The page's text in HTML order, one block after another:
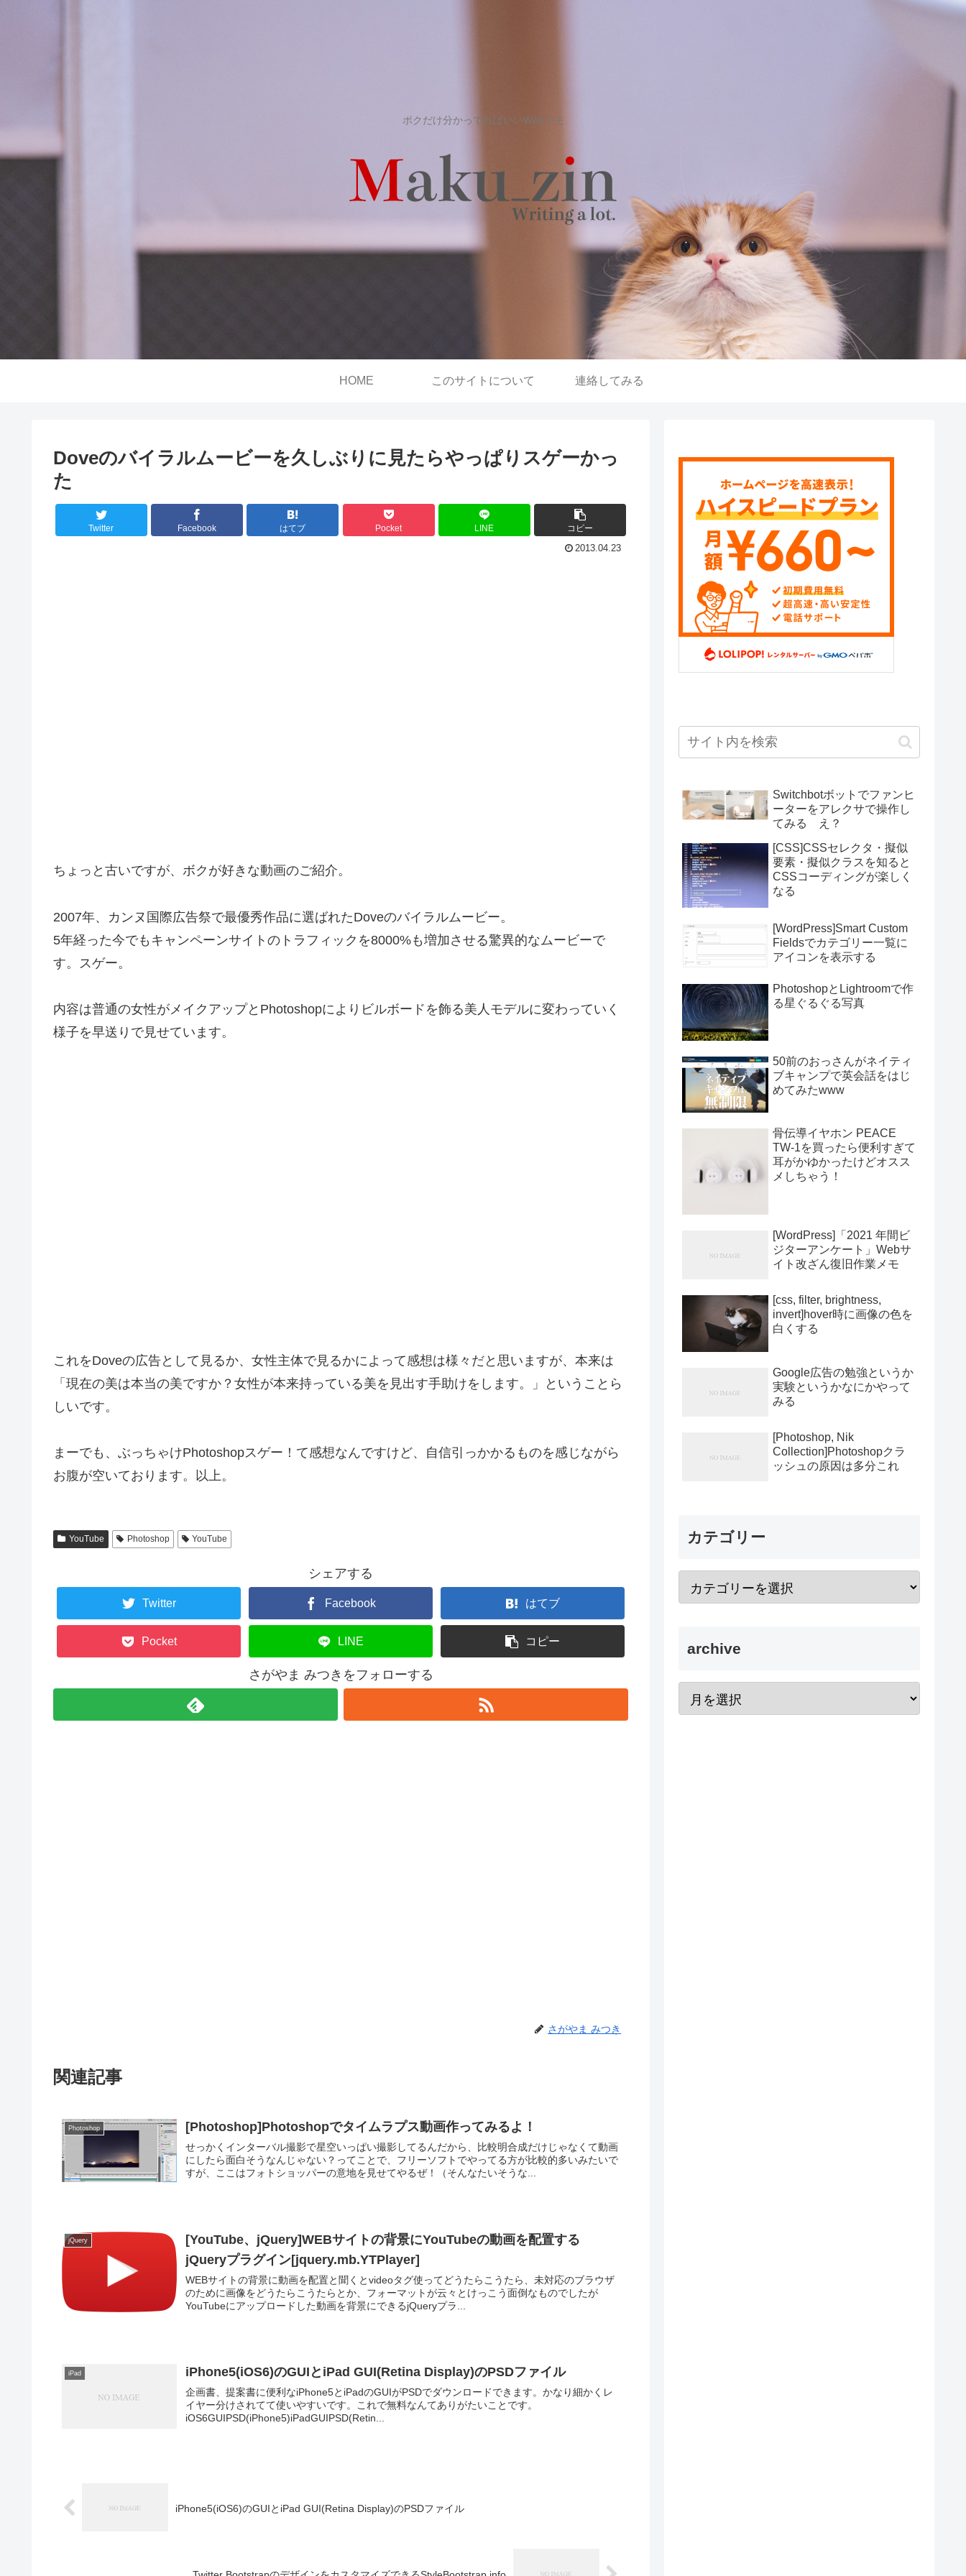
ボクだけ分かってればいいWebメモ
HOME このサイトについて 連絡してみる
Doveのバイラルムービーを久しぶりに見たらやっぱりスゲーかっ
た
Twitter Facebook はてブ Pocket LINE コピー
2013.04.23
ちょっと古いですが、ボクが好きな動画のご紹介。
2007年、カンヌ国際広告祭で最優秀作品に選ばれたDoveのバイラルムービー。
5年経った今でもキャンペーンサイトのトラフィックを8000%も増加させる驚異的なムービーで
す。スゲー。
内容は普通の女性がメイクアップとPhotoshopによりビルボードを飾る美人モデルに変わっていく
様子を早送りで見せています。
これをDoveの広告として見るか、女性主体で見るかによって感想は様々だと思いますが、本来は
「現在の美は本当の美ですか？女性が本来持っている美を見出す手助けをします。」ということら
しいです。
まーでも、ぶっちゃけPhotoshopスゲー！て感想なんですけど、自信引っかかるものを感じながら
お腹が空いております。以上。
YouTube Photoshop YouTube
シェアする
Twitter Facebook はてブ
Pocket LINE コピー
さがやま みつきをフォローする
さがやま みつき
関連記事
Photoshop [Photoshop]Photoshopでタイムラプス動画作ってみるよ！
せっかくインターバル撮影で星空いっぱい撮影してるんだから、比較明合成だけじゃなくて動画
にしたら面白そうなんじゃない？ってことで、フリーソフトでやってる方が比較的多いみたいで
すが、ここはフォトショッパーの意地を見せてやるぜ！（そんなたいそうな...
jQuery
[YouTube、jQuery]WEBサイトの背景にYouTubeの動画を配置する
jQueryプラグイン[jquery.mb.YTPlayer]
WEBサイトの背景に動画を配置と聞くとvideoタグ使ってどうたらこうたら、未対応のブラウザ
のために画像をどうたらこうたらとか、フォーマットが云々とけっこう面倒なものでしたが
YouTubeにアップロードした動画を背景にできるjQueryプラ...
iPad iPhone5(iOS6)のGUIとiPad GUI(Retina Display)のPSDファイル
企画書、提案書に便利なiPhone5とiPadのGUIがPSDでダウンロードできます。かなり細かくレ
イヤー分けされてて使いやすいです。これで無料なんてありがたいことです。
iOS6GUIPSD(iPhone5)iPadGUIPSD(Retin...
iPhone5(iOS6)のGUIとiPad GUI(Retina Display)のPSDファイル
Switchbotボットでファンヒ
ーターをアレクサで操作し
てみる え？
[CSS]CSSセレクタ・擬似
要素・擬似クラスを知ると
CSSコーディングが楽しく
なる
[WordPress]Smart Custom
Fieldsでカテゴリー一覧に
アイコンを表示する
PhotoshopとLightroomで作
る星ぐるぐる写真
50前のおっさんがネイティ
ブキャンプで英会話をはじ
めてみたwww
骨伝導イヤホン PEACE
TW-1を買ったら便利すぎて
耳がかゆかったけどオスス
メしちゃう！
[WordPress]「2021 年間ビ
ジターアンケート」Webサ
イト改ざん復旧作業メモ
[css, filter, brightness,
invert]hover時に画像の色を
白くする
Google広告の勉強というか
実験というかなにかやって
みる
[Photoshop, Nik
Collection]Photoshopクラ
ッシュの原因は多分これ
カテゴリー
archive